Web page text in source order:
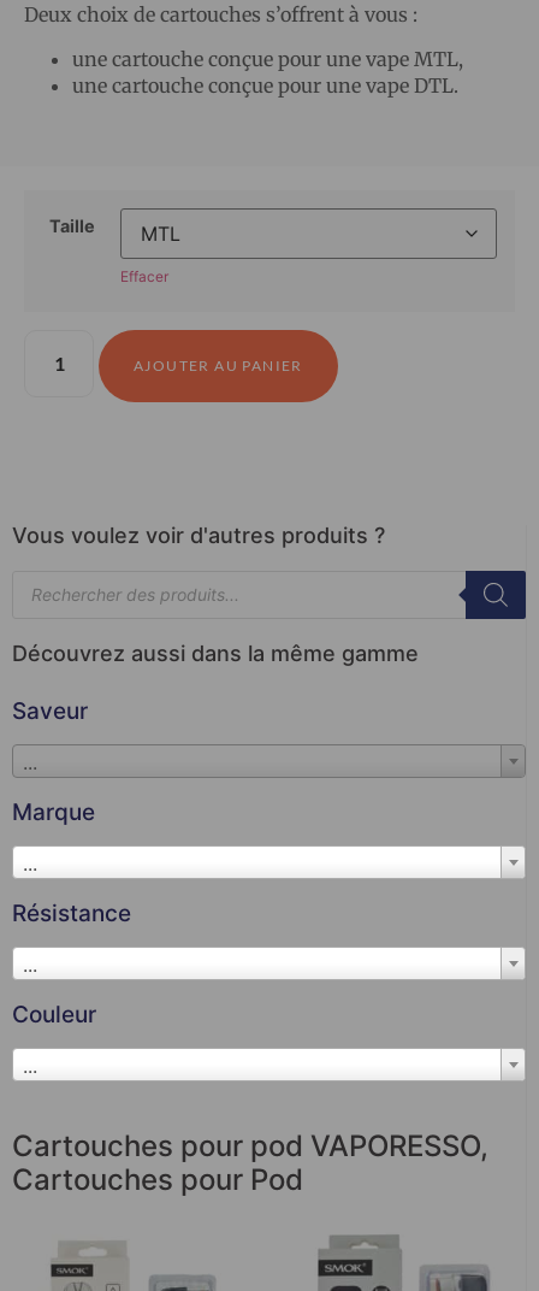
Deux choix de cartouches s’offrent à vous :
une cartouche conçue pour une vape MTL,
une cartouche conçue pour une vape DTL.
Taille
Effacer
AJOUTER AU PANIER
Vous voulez voir d'autres produits ?
Découvrez aussi dans la même gamme
Saveur
...
Marque
...
Résistance
...
Couleur
...
Cartouches pour pod VAPORESSO,
Cartouches pour Pod